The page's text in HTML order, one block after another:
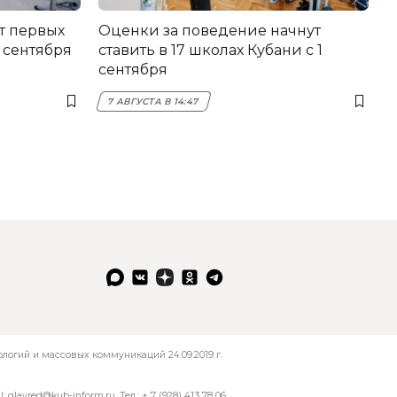
первых
Оценки за поведение начнут
ставить в 17 школах Кубани с 1
сентября
7 АВГУСТА В 14:47
и массовых коммуникаций 24.09.2019 г.